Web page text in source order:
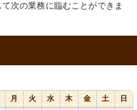
次の業務に臨むことができま
月 火 水 木 金 土
日